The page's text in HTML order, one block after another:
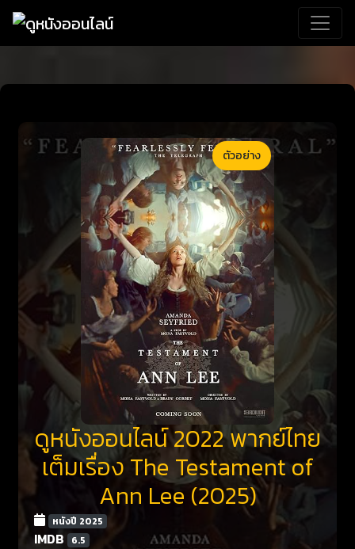
ตัวอย่าง
ดูหนังออนไลน์ 2022 พากย์ไทย
เต็มเรื่อง The Testament of
Ann Lee (2025)
หนังปี 2025
IMDB 6.5